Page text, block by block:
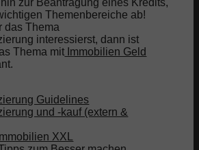
Themenbereiche ab!
das Thema
interessierst, dann ist
Thema mit Immobilien Geld
Guidelines
und -kauf (extern &
XXL